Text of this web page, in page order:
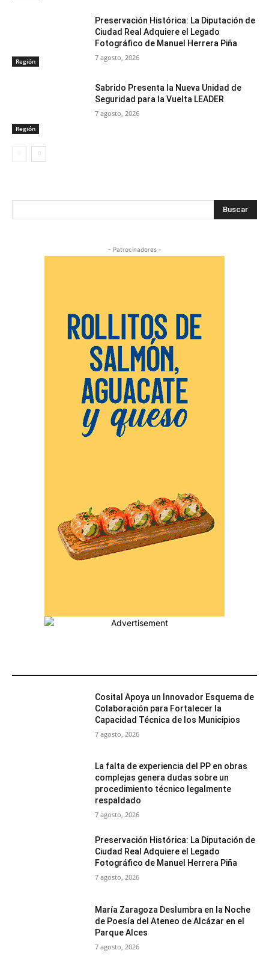
Región
Preservación Histórica: La Diputación de
Ciudad Real Adquiere el Legado
Fotográfico de Manuel Herrera Piña
7 agosto, 2026
Región
Sabrido Presenta la Nueva Unidad de
Seguridad para la Vuelta LEADER
7 agosto, 2026
Buscar
- Patrocinadores -
Cosital Apoya un Innovador Esquema de
Colaboración para Fortalecer la
Capacidad Técnica de los Municipios
7 agosto, 2026
La falta de experiencia del PP en obras
complejas genera dudas sobre un
procedimiento técnico legalmente
respaldado
7 agosto, 2026
Preservación Histórica: La Diputación de
Ciudad Real Adquiere el Legado
Fotográfico de Manuel Herrera Piña
7 agosto, 2026
María Zaragoza Deslumbra en la Noche
de Poesía del Ateneo de Alcázar en el
Parque Alces
7 agosto, 2026